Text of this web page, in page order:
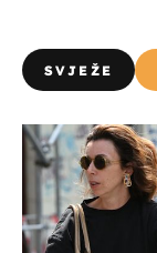
SVJEŽE